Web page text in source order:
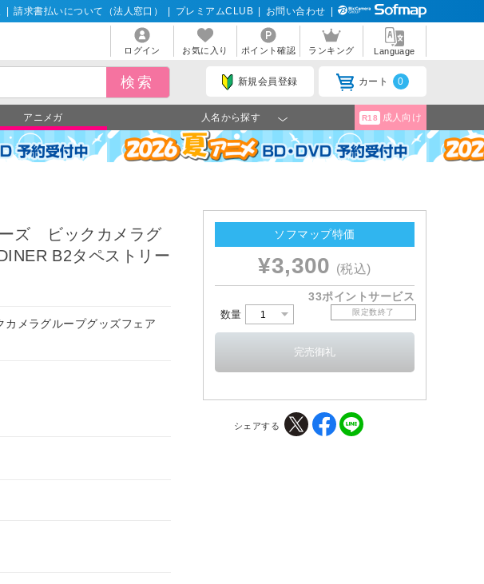
請求書払いについて（法人窓口） プレミアムCLUB お問い合わせ
ログイン お気に入り ポイント確認 ランキング Language
新規会員登録 カート 0
アニメガ 人名から探す R18 成人向け
ズ ビックカメラグ
B2タペストリー
カメラグループグッズフェア
ソフマップ特価
¥3,300 (税込)
33ポイントサービス
数量 限定数終了
シェアする